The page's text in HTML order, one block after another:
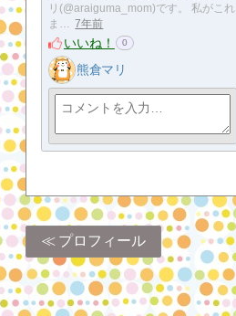
リ(@araiguma_mom)です。 私がこれ
ま…
7年前
いいね！ 0
熊倉マリ
プロフィール